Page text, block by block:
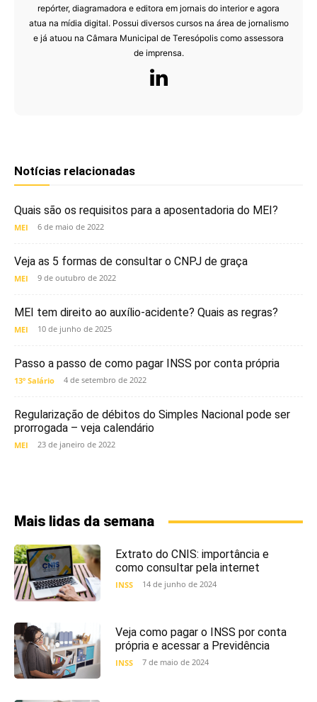
repórter, diagramadora e editora em jornais do interior e agora
atua na mídia digital. Possui diversos cursos na área de jornalismo
e já atuou na Câmara Municipal de Teresópolis como assessora
de imprensa.
Notícias relacionadas
Quais são os requisitos para a aposentadoria do MEI?
MEI 6 de maio de 2022
Veja as 5 formas de consultar o CNPJ de graça
MEI 9 de outubro de 2022
MEI tem direito ao auxílio-acidente? Quais as regras?
MEI 10 de junho de 2025
Passo a passo de como pagar INSS por conta própria
13º Salário 4 de setembro de 2022
Regularização de débitos do Simples Nacional pode ser
prorrogada – veja calendário
MEI 23 de janeiro de 2022
Mais lidas da semana
Extrato do CNIS: importância e
como consultar pela internet
INSS 14 de junho de 2024
Veja como pagar o INSS por conta
própria e acessar a Previdência
INSS 7 de maio de 2024